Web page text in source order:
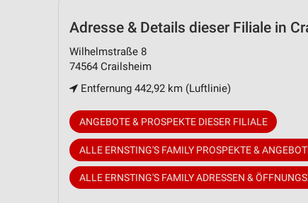
Adresse & Details dieser Filiale in
Wilhelmstraße 8
74564 Crailsheim
Entfernung 442,92 km (Luftlinie)
ANGEBOTE & PROSPEKTE DIESER FILIALE
ALLE ERNSTING'S FAMILY PROSPEKTE &
ALLE ERNSTING'S FAMILY ADRESSEN &